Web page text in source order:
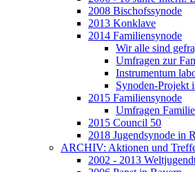
2008 Bischofssynode
2013 Konklave
2014 Familiensynode
Wir alle sind
Umfragen zur
Instrumentum
Synoden-Projekt
2015 Familiensynode
Umfragen
2015 Council 50
2018 Jugendsynode in
ARCHIV: Aktionen und
2002 - 2013